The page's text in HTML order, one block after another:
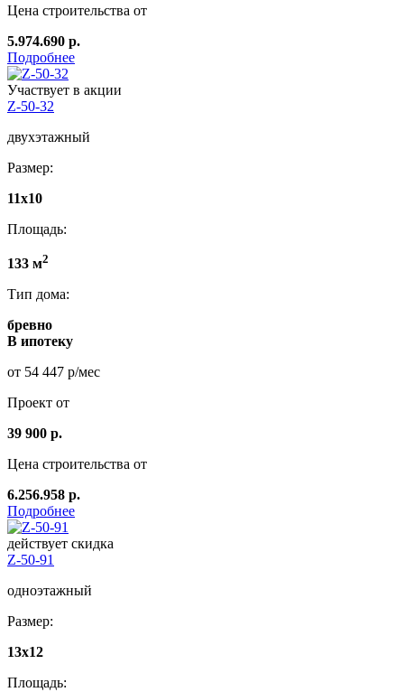
Цена строительства от
5.974.690 р.
Подробнее
Участвует в акции
Z-50-32
двухэтажный
Размер:
11x10
Площадь:
133 м2
Тип дома:
бревно
В ипотеку
от 54 447 р/мес
Проект от
39 900 р.
Цена строительства от
6.256.958 р.
Подробнее
действует скидка
Z-50-91
одноэтажный
Размер:
13x12
Площадь: